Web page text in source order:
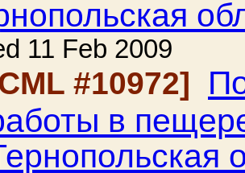
11 Feb 2009
#10972]
в